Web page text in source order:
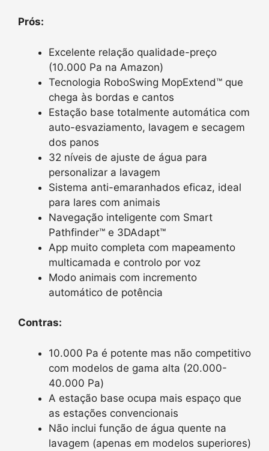
Prós:
Excelente relação qualidade-preço
(10.000 Pa na Amazon)
Tecnologia RoboSwing MopExtend™ que
chega às bordas e cantos
Estação base totalmente automática com
auto-esvaziamento, lavagem e secagem
dos panos
32 níveis de ajuste de água para
personalizar a lavagem
Sistema anti-emaranhados eficaz, ideal
para lares com animais
Navegação inteligente com Smart
Pathfinder™ e 3DAdapt™
App muito completa com mapeamento
multicamada e controlo por voz
Modo animais com incremento
automático de potência
Contras:
10.000 Pa é potente mas não competitivo
com modelos de gama alta (20.000-
40.000 Pa)
A estação base ocupa mais espaço que
as estações convencionais
Não inclui função de água quente na
lavagem (apenas em modelos superiores)